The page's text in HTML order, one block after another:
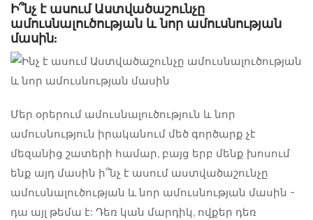
Ի՞նչ է ասում Աստվածաշունչը
ամուսնալուծության և նոր ամուսնության
մասին:
Մեր օրերում ամուսնալուծություն և նոր
ամուսնություն իրականում մեծ գործարք չէ
մեզանից շատերի համար, բայց երբ մենք խոսում
ենք այդ մասին ի՞նչ է ասում աստվածաշունչը
ամուսնալուծության և նոր ամուսնության մասին -
դա այլ թեմա է: Դեռ կան մարդիկ, ովքեր դեռ